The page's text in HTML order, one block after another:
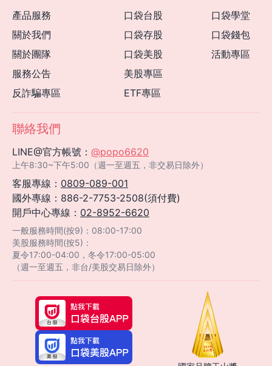
產品服務
關於我們
關於團隊
服務公告
反詐騙專區
口袋台股
口袋存股
口袋美股
美股專區
ETF專區
口袋學堂
口袋錢包
活動專區
聯絡我們
LINE@官方帳號： @popo6620
上午8:30~下午5:00（週一至週五，非交易日除外）
客服專線： 0809-089-001
國外專線：886-2-7753-2508(須付費)
開戶中心專線： 02-8952-6620
一般服務時間(按9)：08:00-17:00
美股服務時間(按5)：
夏令17:00-04:00，冬令17:00-05:00
（週一至週五，非台/美股交易日除外）